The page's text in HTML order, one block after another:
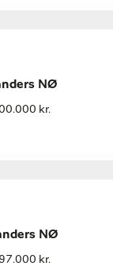
NØ
kr.
NØ
kr.